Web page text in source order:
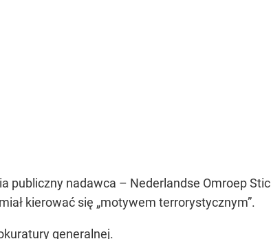
publiczny nadawca – Nederlandse Omroep
kierować się „motywem terrorystycznym”.
generalnej.